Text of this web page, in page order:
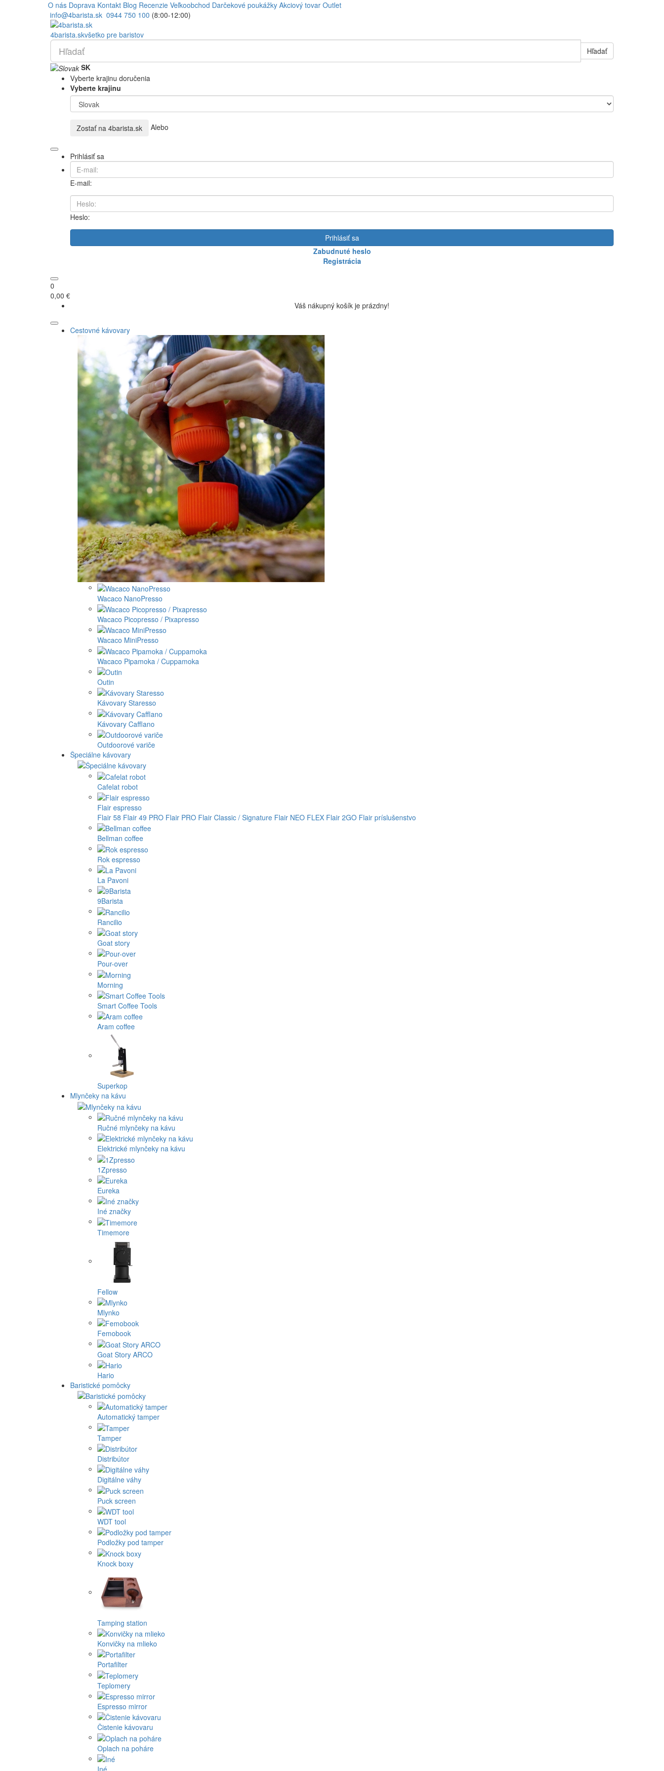
O nás Doprava Kontakt Blog Recenzie Veľkoobchod Darčekové poukážky Akciový tovar Outlet
info@4barista.sk 0944 750 100 (8:00-12:00)
4barista.skvšetko pre baristov
Hľadať
SK
Vyberte krajinu doručenia
Vyberte krajinu
Zostať na 4barista.sk Alebo
Prihlásiť sa
E-mail:
Heslo:
Prihlásiť sa
Zabudnuté heslo
Registrácia
0
0,00 €
Váš nákupný košík je prázdny!
Cestovné kávovary
Wacaco NanoPresso
Wacaco Picopresso / Pixapresso
Wacaco MiniPresso
Wacaco Pipamoka / Cuppamoka
Outin
Kávovary Staresso
Kávovary Cafflano
Outdoorové variče
Špeciálne kávovary
Cafelat robot
Flair espresso
Flair 58 Flair 49 PRO Flair PRO Flair Classic / Signature Flair NEO FLEX Flair 2GO Flair príslušenstvo
Bellman coffee
Rok espresso
La Pavoni
9Barista
Rancilio
Goat story
Pour-over
Morning
Smart Coffee Tools
Aram coffee
Superkop
Mlynčeky na kávu
Ručné mlynčeky na kávu
Elektrické mlynčeky na kávu
1Zpresso
Eureka
Iné značky
Timemore
Fellow
Mlynko
Femobook
Goat Story ARCO
Hario
Baristické pomôcky
Automatický tamper
Tamper
Distribútor
Digitálne váhy
Puck screen
WDT tool
Podložky pod tamper
Knock boxy
Tamping station
Konvičky na mlieko
Portafilter
Teplomery
Espresso mirror
Čistenie kávovaru
Oplach na poháre